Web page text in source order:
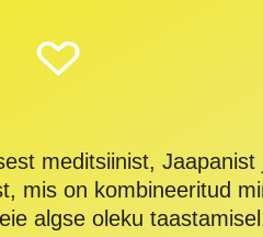
meditsiinist,
mis on kombineeritud
algse oleku